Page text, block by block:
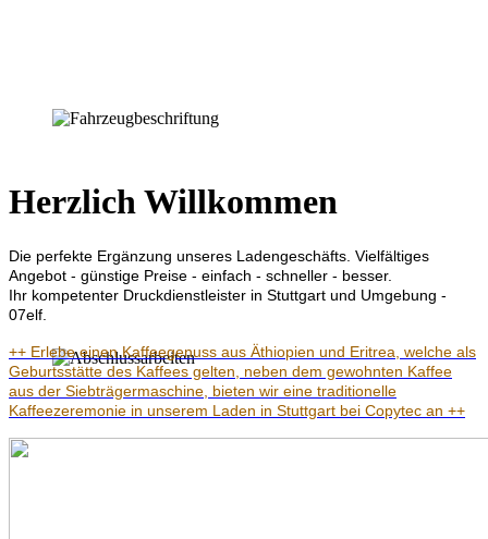
Herzlich Willkommen
Die perfekte Ergänzung unseres Ladengeschäfts. Vielfältiges
Angebot - günstige Preise - einfach - schneller - besser.
Ihr kompetenter Druckdienstleister in Stuttgart und Umgebung -
07elf.
++ Erlebe einen Kaffeegenuss aus Äthiopien und Eritrea, welche als
Geburtsstätte des Kaffees gelten, neben dem gewohnten Kaffee
aus der Siebträgermaschine, bieten wir eine traditionelle
Kaffeezeremonie in unserem Laden in Stuttgart bei Copytec an ++